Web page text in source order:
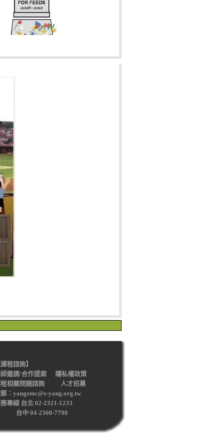
程諮詢】
邀請/合作提案
隱私權政策
相關問題諮詢
人才招募
：yangemc@e-yang.org.tw
專線 台北 02-2321-1233
中 04-2360-7790